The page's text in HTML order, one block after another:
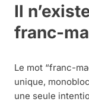
Il
franc-
Le mot “franc-
unique,
une seule